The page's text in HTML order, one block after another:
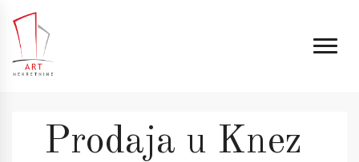
Prodaja u Knez